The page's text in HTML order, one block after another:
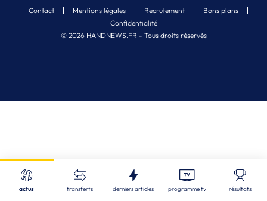
Recherche
© 2026 HANDNEWS.FR - Tous droits réservés
Contact Mentions légales Recrutement
Bons plans
Confidentialité
actus transferts derniers articles programme tv résultats
Nos derniers articles
ALL | 08/08/2026